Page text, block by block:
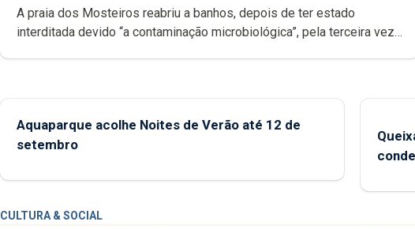
A praia dos Mosteiros reabriu a banhos, depois de ter estado
interditada devido “a contaminação microbiológica”, pela terceira vez
Aquaparque acolhe Noites de Verão até 12 de
setembro
CULTURA & SOCIAL